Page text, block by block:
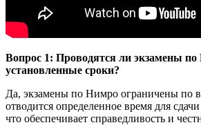
Вопрос 1: Проводятся ли экзамены
установленные сроки?
Да, экзамены по Нимро ограничены по
отводится определенное время для
что обеспечивает справедливость и